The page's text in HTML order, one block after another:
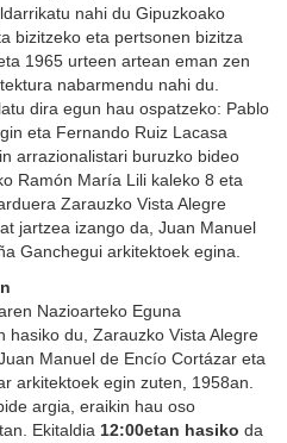
nahi du Gipuzkoako
bizitzeko eta pertsonen bizitza
1965 urteen artean eman zen
nabarmendu nahi du.
dira egun hau ospatzeko: Pablo
eta Fernando Ruiz Lacasa
arrazionalistari buruzko bideo
Ramón María Lili kaleko 8 eta
Zarauzko Vista Alegre
jartzea izango da, Juan Manuel
Ganchegui arkitektoek egina.
Nazioarteko Eguna
hasiko du, Zarauzko Vista Alegre
Manuel de Encío Cortázar eta
arkitektoek egin zuten, 1958an.
argia, eraikin hau oso
Ekitaldia 12:00etan hasiko da